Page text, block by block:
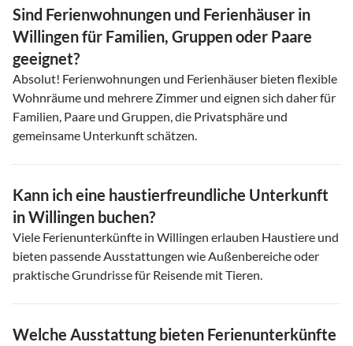
Sind Ferienwohnungen und Ferienhäuser in
Willingen für Familien, Gruppen oder Paare
geeignet?
Absolut! Ferienwohnungen und Ferienhäuser bieten flexible
Wohnräume und mehrere Zimmer und eignen sich daher für
Familien, Paare und Gruppen, die Privatsphäre und
gemeinsame Unterkunft schätzen.
Kann ich eine haustierfreundliche Unterkunft
in Willingen buchen?
Viele Ferienunterkünfte in Willingen erlauben Haustiere und
bieten passende Ausstattungen wie Außenbereiche oder
praktische Grundrisse für Reisende mit Tieren.
Welche Ausstattung bieten Ferienunterkünfte